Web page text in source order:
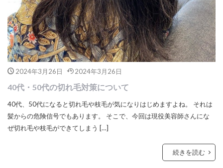
2024年3月26日 2024年3月26日
40代・50代の切れ毛対策について
40代、50代になると切れ毛や枝毛が気になりはじめますよね。 それは
髪からの危険信号でもあります。 そこで、今回は現役美容師さんにな
ぜ切れ毛や枝毛ができてしまう […]
続きを読む